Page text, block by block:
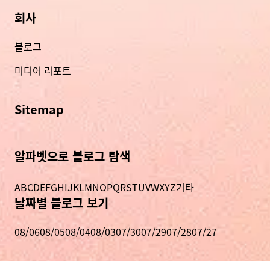
회사
블로그
미디어 리포트
Sitemap
알파벳으로 블로그 탐색
ABCDEFGHIJKLMNOPQRSTUVWXYZ기타
날짜별 블로그 보기
08/0608/0508/0408/0307/3007/2907/2807/27